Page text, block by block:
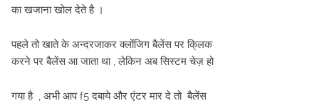
का खजाना खोल देते है ।
पहले तो खाते के अन्दरजाकर क्लोंजिग बैलेंस पर कि्लक
करने पर बैलेंस आ जाता था , लेकिन अब सिस्टम चेज़ हो
गया है , अभी आप f5 दबाये और एंटर मार दे तो बैलेंस